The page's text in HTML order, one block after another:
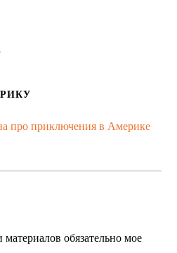
обязательно мое